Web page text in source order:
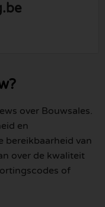
over Bouwsales.
en
bereikbaarheid van
over de kwaliteit
of